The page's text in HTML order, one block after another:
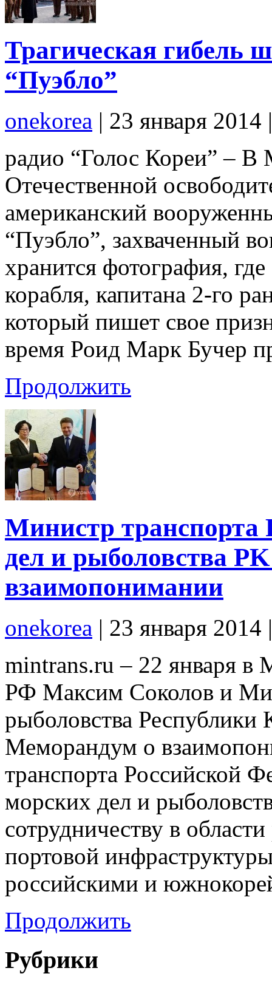
Трагическая гибель
“Пуэбло”
onekorea | 23 января 2014
радио “Голос Кореи” – В
Отечественной
американский
“Пуэбло”, захваченный
хранится фотография,
корабля, капитана 2-го
который пишет свое
время Роид Марк Бучер
Продолжить
Министр
дел и рыболовства
взаимопонимании
onekorea | 23 января 2014
mintrans.ru – 22 января в
РФ Максим Соколов и
рыболовства
Меморандум о
транспорта Российской
морских дел и
сотрудничеству в
портовой
российскими и
Продолжить
Рубрики